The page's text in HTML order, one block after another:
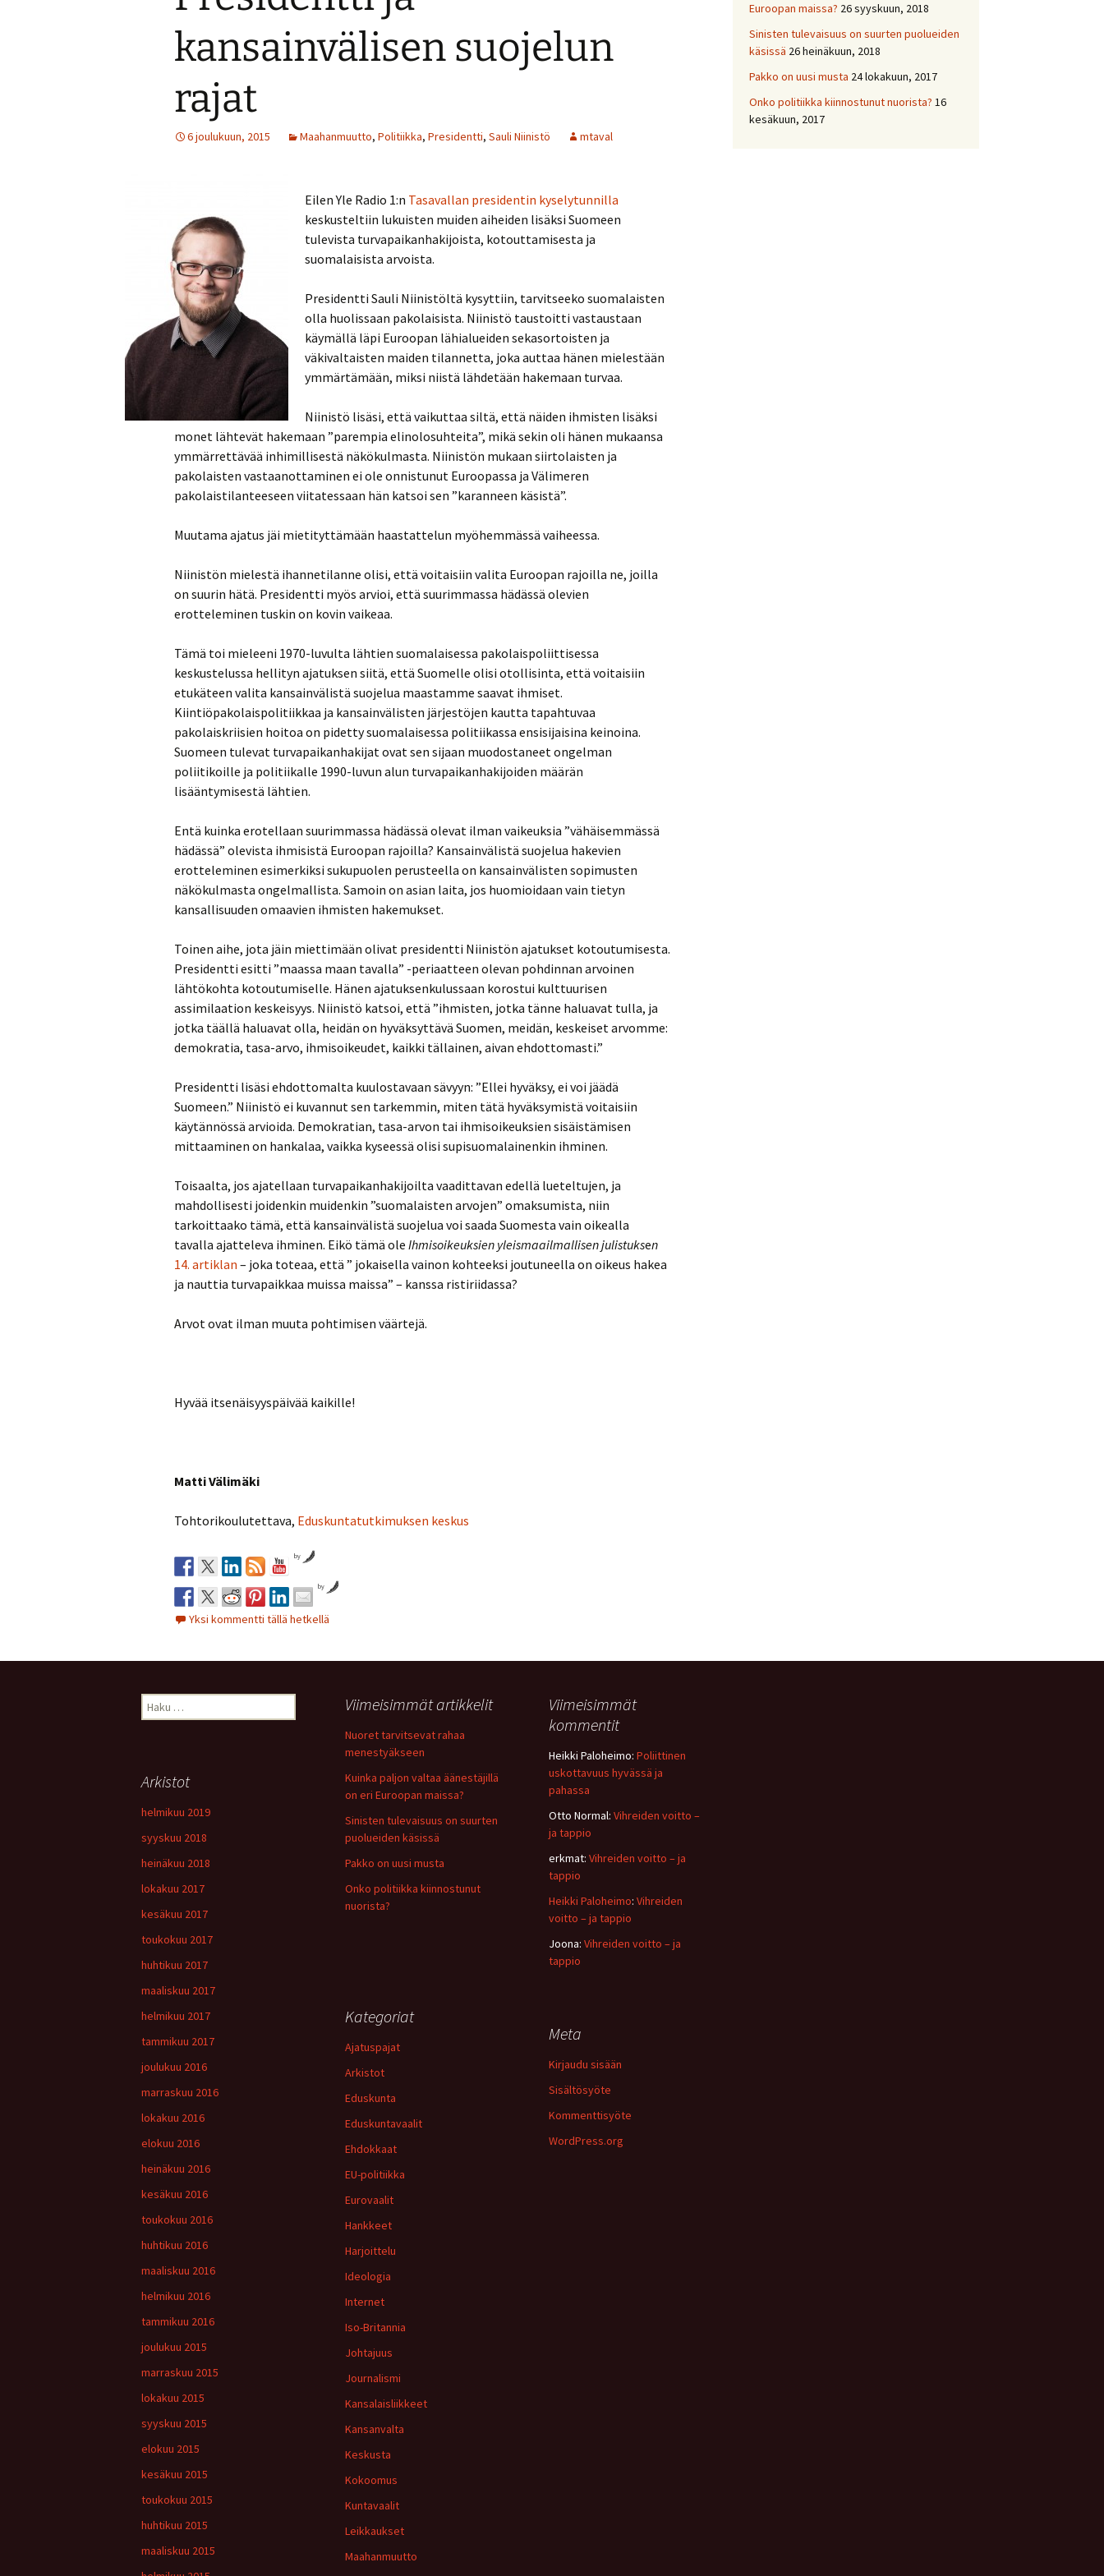
kansainvälisen suojelun
rajat
6 joulukuun, 2015 Maahanmuutto, Politiikka, Presidentti, Sauli Niinistö mtaval
Eilen Yle Radio 1:n Tasavallan presidentin kyselytunnilla
keskusteltiin lukuisten muiden aiheiden lisäksi Suomeen
tulevista turvapaikanhakijoista, kotouttamisesta ja
suomalaisista arvoista.
Presidentti Sauli Niinistöltä kysyttiin, tarvitseeko suomalaisten
olla huolissaan pakolaisista. Niinistö taustoitti vastaustaan
käymällä läpi Euroopan lähialueiden sekasortoisten ja
väkivaltaisten maiden tilannetta, joka auttaa hänen mielestään
ymmärtämään, miksi niistä lähdetään hakemaan turvaa.
Niinistö lisäsi, että vaikuttaa siltä, että näiden ihmisten lisäksi
monet lähtevät hakemaan ”parempia elinolosuhteita”, mikä sekin oli hänen mukaansa
ymmärrettävää inhimillisestä näkökulmasta. Niinistön mukaan siirtolaisten ja
pakolaisten vastaanottaminen ei ole onnistunut Euroopassa ja Välimeren
pakolaistilanteeseen viitatessaan hän katsoi sen ”karanneen käsistä”.
Muutama ajatus jäi mietityttämään haastattelun myöhemmässä vaiheessa.
Niinistön mielestä ihannetilanne olisi, että voitaisiin valita Euroopan rajoilla ne, joilla
on suurin hätä. Presidentti myös arvioi, että suurimmassa hädässä olevien
erotteleminen tuskin on kovin vaikeaa.
Tämä toi mieleeni 1970-luvulta lähtien suomalaisessa pakolaispoliittisessa
keskustelussa hellityn ajatuksen siitä, että Suomelle olisi otollisinta, että voitaisiin
etukäteen valita kansainvälistä suojelua maastamme saavat ihmiset.
Kiintiöpakolaispolitiikkaa ja kansainvälisten järjestöjen kautta tapahtuvaa
pakolaiskriisien hoitoa on pidetty suomalaisessa politiikassa ensisijaisina keinoina.
Suomeen tulevat turvapaikanhakijat ovat sen sijaan muodostaneet ongelman
poliitikoille ja politiikalle 1990-luvun alun turvapaikanhakijoiden määrän
lisääntymisestä lähtien.
Entä kuinka erotellaan suurimmassa hädässä olevat ilman vaikeuksia ”vähäisemmässä
hädässä” olevista ihmisistä Euroopan rajoilla? Kansainvälistä suojelua hakevien
erotteleminen esimerkiksi sukupuolen perusteella on kansainvälisten sopimusten
näkökulmasta ongelmallista. Samoin on asian laita, jos huomioidaan vain tietyn
kansallisuuden omaavien ihmisten hakemukset.
Toinen aihe, jota jäin miettimään olivat presidentti Niinistön ajatukset kotoutumisesta.
Presidentti esitti ”maassa maan tavalla” -periaatteen olevan pohdinnan arvoinen
lähtökohta kotoutumiselle. Hänen ajatuksenkulussaan korostui kulttuurisen
assimilaation keskeisyys. Niinistö katsoi, että ”ihmisten, jotka tänne haluavat tulla, ja
jotka täällä haluavat olla, heidän on hyväksyttävä Suomen, meidän, keskeiset arvomme:
demokratia, tasa-arvo, ihmisoikeudet, kaikki tällainen, aivan ehdottomasti.”
Presidentti lisäsi ehdottomalta kuulostavaan sävyyn: ”Ellei hyväksy, ei voi jäädä
Suomeen.” Niinistö ei kuvannut sen tarkemmin, miten tätä hyväksymistä voitaisiin
käytännössä arvioida. Demokratian, tasa-arvon tai ihmisoikeuksien sisäistämisen
mittaaminen on hankalaa, vaikka kyseessä olisi supisuomalainenkin ihminen.
Toisaalta, jos ajatellaan turvapaikanhakijoilta vaadittavan edellä lueteltujen, ja
mahdollisesti joidenkin muidenkin ”suomalaisten arvojen” omaksumista, niin
tarkoittaako tämä, että kansainvälistä suojelua voi saada Suomesta vain oikealla
tavalla ajatteleva ihminen. Eikö tämä ole Ihmisoikeuksien yleismaailmallisen julistuksen
14. artiklan – joka toteaa, että ” jokaisella vainon kohteeksi joutuneella on oikeus hakea
ja nauttia turvapaikkaa muissa maissa” – kanssa ristiriidassa?
Arvot ovat ilman muuta pohtimisen väärtejä.
Hyvää itsenäisyyspäivää kaikille!
Matti Välimäki
Tohtorikoulutettava, Eduskuntatutkimuksen keskus
by
by
Yksi kommentti tällä hetkellä
Euroopan maissa? 26 syyskuun, 2018
Sinisten tulevaisuus on suurten puolueiden
käsissä 26 heinäkuun, 2018
Pakko on uusi musta 24 lokakuun, 2017
Onko politiikka kiinnostunut nuorista? 16
kesäkuun, 2017
Haku: Viimeisimmät artikkelit
Nuoret tarvitsevat rahaa
menestyäkseen
Kuinka paljon valtaa äänestäjillä
on eri Euroopan maissa?
Sinisten tulevaisuus on suurten
puolueiden käsissä
Pakko on uusi musta
Onko politiikka kiinnostunut
nuorista?
Viimeisimmät
kommentit
Heikki Paloheimo: Poliittinen
uskottavuus hyvässä ja
pahassa
Otto Normal: Vihreiden voitto –
ja tappio
erkmat: Vihreiden voitto – ja
tappio
Heikki Paloheimo: Vihreiden
voitto – ja tappio
Joona: Vihreiden voitto – ja
tappio
Arkistot
helmikuu 2019
syyskuu 2018
heinäkuu 2018
lokakuu 2017
kesäkuu 2017
toukokuu 2017
huhtikuu 2017
maaliskuu 2017
helmikuu 2017
tammikuu 2017
joulukuu 2016
marraskuu 2016
lokakuu 2016
elokuu 2016
heinäkuu 2016
kesäkuu 2016
toukokuu 2016
huhtikuu 2016
maaliskuu 2016
helmikuu 2016
tammikuu 2016
joulukuu 2015
marraskuu 2015
lokakuu 2015
syyskuu 2015
elokuu 2015
kesäkuu 2015
toukokuu 2015
huhtikuu 2015
maaliskuu 2015
Kategoriat
Ajatuspajat
Arkistot
Eduskunta
Eduskuntavaalit
Ehdokkaat
EU-politiikka
Eurovaalit
Hankkeet
Harjoittelu
Ideologia
Internet
Iso-Britannia
Johtajuus
Journalismi
Kansalaisliikkeet
Kansanvalta
Keskusta
Kokoomus
Kuntavaalit
Leikkaukset
Maahanmuutto
Meta
Kirjaudu sisään
Sisältösyöte
Kommenttisyöte
WordPress.org